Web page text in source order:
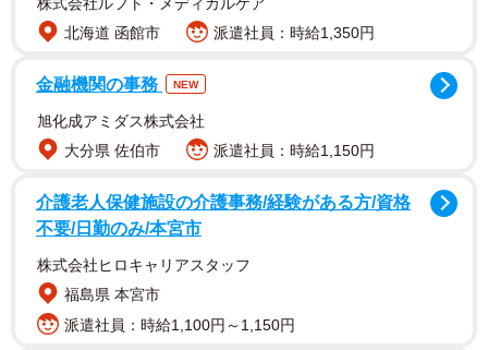
写真集ですか…？』と疑うほどのシチュエーションや衣装
した」とコメントしています。
北海道 函館市
派遣社員：時給1,350円
金融機関の事務 NEW
旭化成アミダス株式会社
大分県 佐伯市
派遣社員：時給1,150円
介護老人保健施設の介護事務/経験がある方/資格
不要/日勤のみ/本宮市
株式会社ヒロキャリアスタッフ
福島県 本宮市
派遣社員：時給1,100円～1,150円